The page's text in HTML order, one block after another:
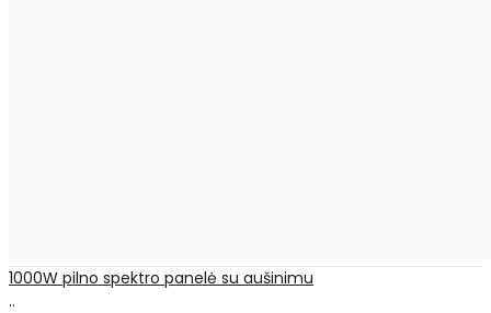
1000W pilno spektro panelė su aušinimu
..